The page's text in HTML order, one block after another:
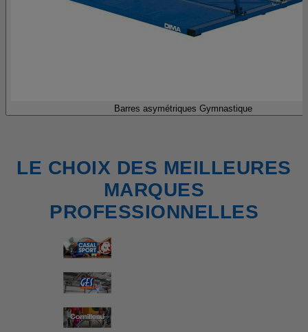
Barres asymétriques Gymnastique
LE CHOIX DES MEILLEURES
MARQUES
PROFESSIONNELLES